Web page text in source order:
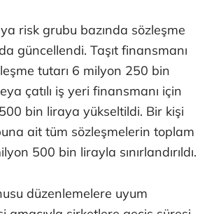
risk grubu bazında sözleşme
da güncellendi. Taşıt finansmanı
tutarı 6 milyon 250 bin
çatılı iş yeri finansmanı için
bin liraya yükseltildi. Bir kişi
ait tüm sözleşmelerin toplam
500 bin lirayla sınırlandırıldı.
düzenlemelere uyum